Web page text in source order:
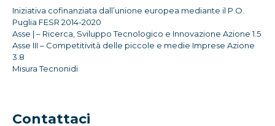
Iniziativa cofinanziata dall’unione europea mediante il P.O.
Puglia FESR 2014-2020
Asse | – Ricerca, Sviluppo Tecnologico e Innovazione Azione 1.5
Asse III – Competitività delle piccole e medie Imprese Azione
3.8
Misura Tecnonidi
Contattaci